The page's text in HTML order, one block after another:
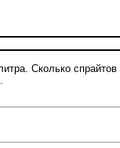
Сколько